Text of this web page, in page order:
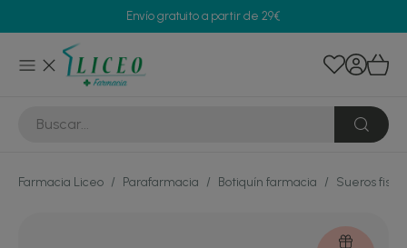
Envío gratuito a partir de 29€
Farmacia Liceo / Parafarmacia / Botiquín farmacia / Sueros